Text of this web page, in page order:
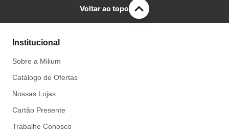
Voltar ao topo
Institucional
Sobre a Milium
Catálogo de Ofertas
Nossas Lojas
Cartão Presente
Trabalhe Conosco